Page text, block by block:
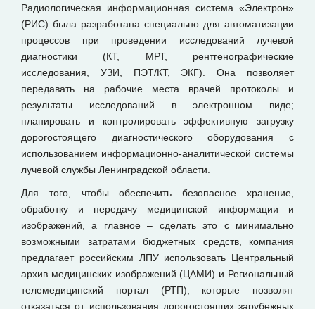
Радиологическая информационная система «Электрон»
(РИС) была разработана специально для автоматизации
процессов при проведении исследований лучевой
диагностики (КТ, МРТ, рентгенографические
исследования, УЗИ, ПЭТ/КТ, ЭКГ). Она позволяет
передавать на рабочие места врачей протоколы и
результаты исследований в электронном виде;
планировать и контролировать эффективную загрузку
дорогостоящего диагностического оборудования с
использованием информационно-аналитической системы
лучевой службы Ленинградской области.
Для того, чтобы обеспечить безопасное хранение,
обработку и передачу медицинской информации и
изображений, а главное – сделать это с минимально
возможными затратами бюджетных средств, компания
предлагает российским ЛПУ использовать Центральный
архив медицинских изображений (ЦАМИ) и Региональный
телемедицинский портал (РТП), которые позволят
отказаться от использования дорогостоящих зарубежных